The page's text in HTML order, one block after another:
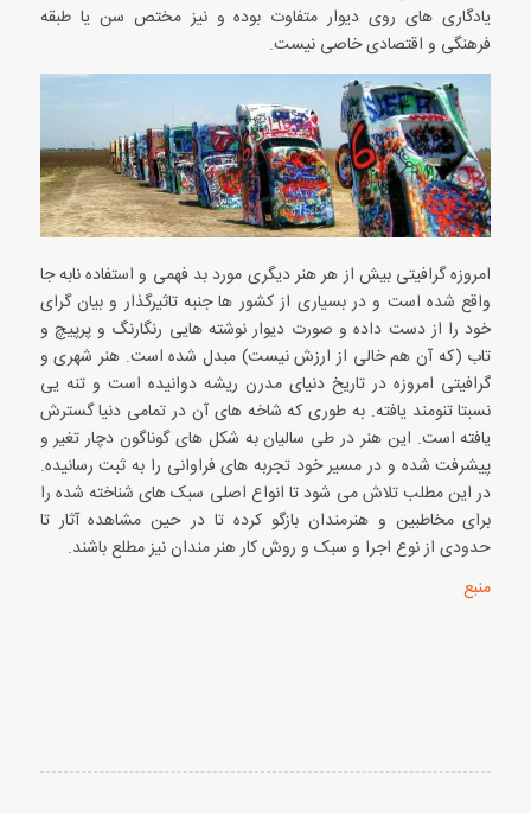
یادگاری های روی دیوار متفاوت بوده و نیز مختص سن یا طبقه
فرهنگی و اقتصادی خاصی نیست.
امروزه گرافیتی بیش از هر هنر دیگری مورد بد فهمی و استفاده نابه جا
واقع شده است و در بسیاری از کشور ها جنبه تاثیرگذار و بیان گرای
خود را از دست داده و صورت دیوار نوشته هایی رنگارنگ و پرپیچ و
تاب (که آن هم خالی از ارزش نیست) مبدل شده است. هنر شهری و
گرافیتی امروزه در تاریخ دنیای مدرن ریشه دوانیده است و تنه یی
نسبتا تنومند یافته. به طوری که شاخه های آن در تمامی دنیا گسترش
یافته است. این هنر در طی سالیان به شکل های گوناگون دچار تغیر و
پیشرفت شده و در مسیر خود تجربه های فراوانی را به ثبت رسانیده.
در این مطلب تلاش می شود تا انواع اصلی سبک های شناخته شده را
برای مخاطبین و هنرمندان بازگو کرده تا در حین مشاهده آثار تا
حدودی از نوع اجرا و سبک و روش کار هنر مندان نیز مطلع باشند.
منبع